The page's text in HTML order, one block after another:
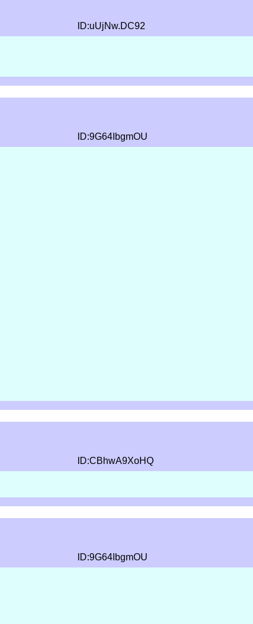
ID:uUjNw.DC92
ID:9G64IbgmOU
ID:CBhwA9XoHQ
ID:9G64IbgmOU